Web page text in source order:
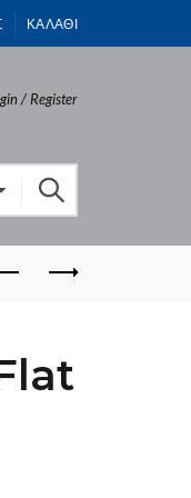
ΚΑΛΑΘΙ
/ Register